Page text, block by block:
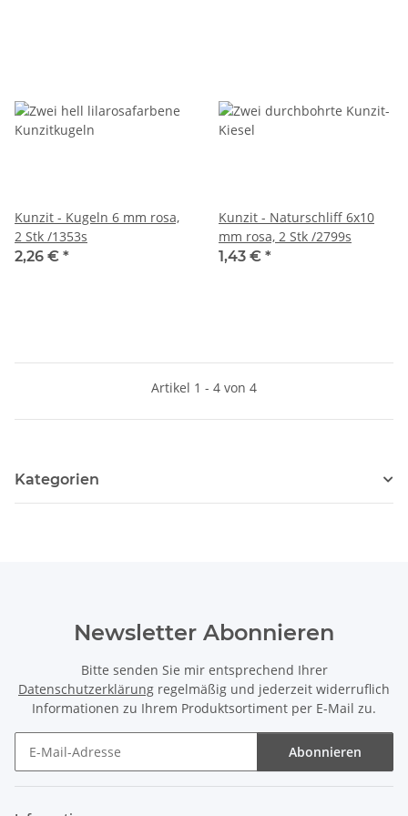
Kunzit - Kugeln 6 mm rosa,
2 Stk /1353s
2,26 € *
Kunzit - Naturschliff 6x10
mm rosa, 2 Stk /2799s
1,43 € *
Artikel 1 - 4 von 4
Kategorien
Newsletter Abonnieren
Bitte senden Sie mir entsprechend Ihrer
Datenschutzerklärung regelmäßig und jederzeit widerruflich
Informationen zu Ihrem Produktsortiment per E-Mail zu.
Abonnieren